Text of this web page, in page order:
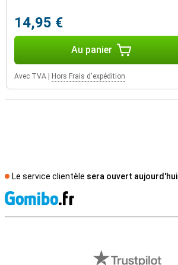
14,95 €
Au panier
Avec TVA Hors Frais d'expédition
Le service clientèle sera ouvert aujourd'hui